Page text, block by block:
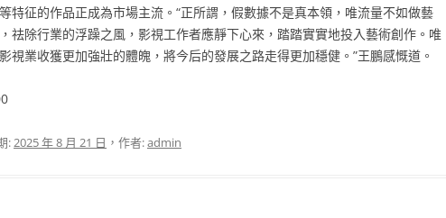
特征的作品正成為市場主流。“正所謂，假數據不是真本領，唯流量不如做藝
祛除行業的浮躁之風，影視工作者應靜下心來，踏踏實實地投入藝術創作。唯
視業收獲更加強壯的體魄，將今后的發展之路走得更加穩健。”王鵬感慨道。
:2025 年 8 月 21 日 ，作者:admin